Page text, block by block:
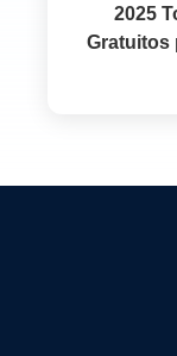
2025
Gratuitos